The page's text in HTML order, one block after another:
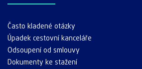
Často kladené otázky
Úpadek cestovní kanceláře
Odsoupení od smlouvy
Dokumenty ke stažení